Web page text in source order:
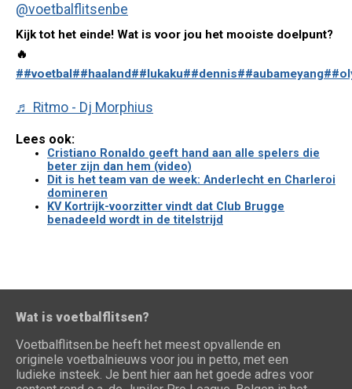
@voetbalflitsenbe
Kijk tot het einde! Wat is voor jou het mooiste doelpunt?
🔥
##voetbal##haaland##lukaku##dennis##aubameyang
♬ Ritmo - Dj Morphius
Lees ook:
Cristiano Ronaldo geeft hand aan alle spelers die
beter zijn dan hem (video)
Dit is het team van de week: Anderlecht en Charleroi
domineren
KV Kortrijk-voorzitter vindt dat Club Brugge
benadeeld wordt in de titelstrijd
Wat is voetbalflitsen?
Voetbalflitsen.be heeft het meest opvallende en
originele voetbalnieuws voor jou in petto, met een
ludieke insteek. Je bent hier aan het goede adres voor